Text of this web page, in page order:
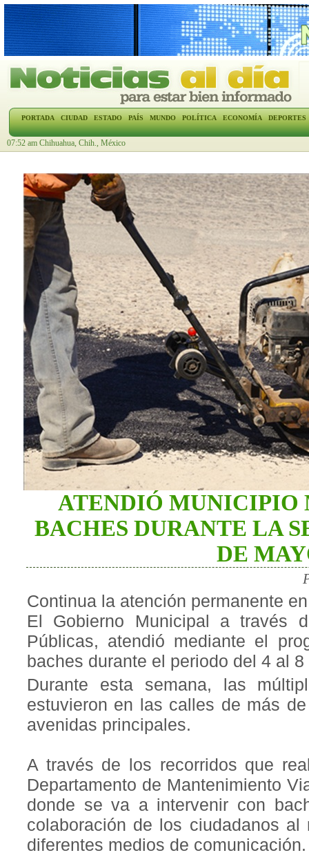
PORTADA CIUDAD ESTADO PAÍS MUNDO POLÍTICA ECONOMÍA DEPORTES
07:52 am Chihuahua, Chih., México
ATENDIÓ MUNICIPIO
BACHES DURANTE LA
DE
Continua la atención permanente
El Gobierno Municipal a través
Públicas, atendió mediante el
baches durante el periodo del 4 al
Durante esta semana, las
estuvieron en las calles de más
avenidas principales.
A través de los recorridos que
Departamento de Mantenimiento
donde se va a intervenir con
colaboración de los ciudadanos
diferentes medios de comunicación.